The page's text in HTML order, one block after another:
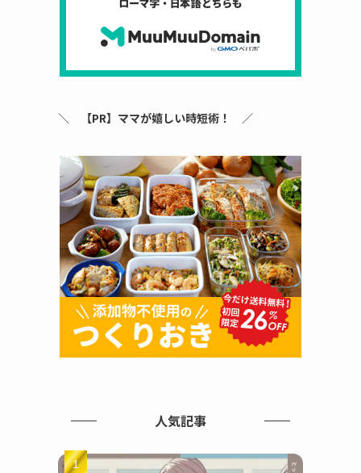
＼ 【PR】ママが嬉しい時短術！ ／
人気記事